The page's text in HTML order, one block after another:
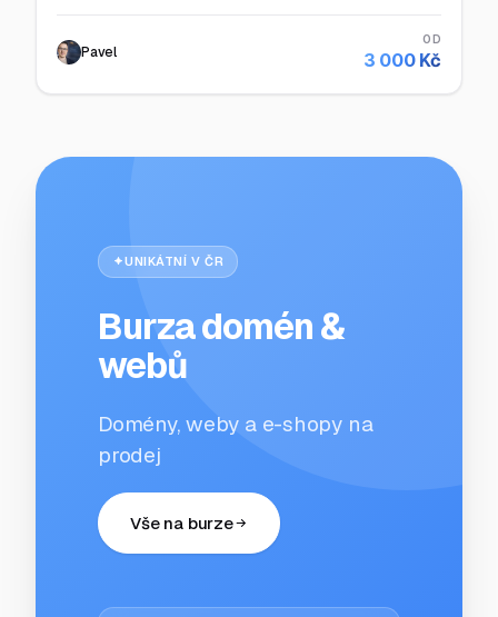
Pavel
OD
3 000 Kč
UNIKÁTNÍ V ČR
Burza domén &
webů
Domény, weby a e-shopy na
prodej
Vše na burze